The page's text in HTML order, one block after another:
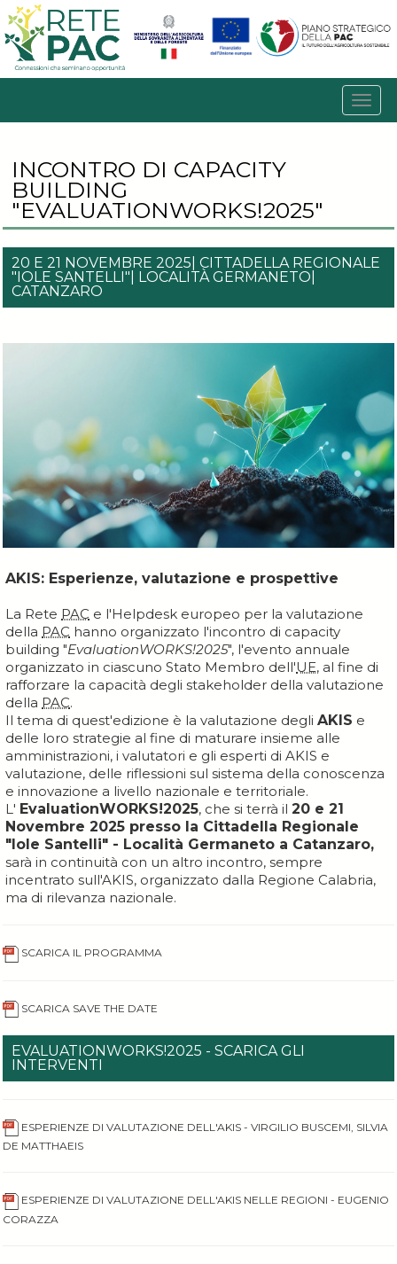
INCONTRO DI CAPACITY
BUILDING
"EVALUATIONWORKS!2025"
20 E 21 NOVEMBRE 2025| CITTADELLA REGIONALE
"IOLE SANTELLI"| LOCALITÀ GERMANETO|
CATANZARO
AKIS: Esperienze, valutazione e prospettive
La Rete PAC e l'Helpdesk europeo per la valutazione
della PAC hanno organizzato l'incontro di capacity
building "EvaluationWORKS!2025", l'evento annuale
organizzato in ciascuno Stato Membro dell'UE, al fine di
rafforzare la capacità degli stakeholder della valutazione
della PAC.
Il tema di quest'edizione è la valutazione degli AKIS e
delle loro strategie al fine di maturare insieme alle
amministrazioni, i valutatori e gli esperti di AKIS e
valutazione, delle riflessioni sul sistema della conoscenza
e innovazione a livello nazionale e territoriale.
L' EvaluationWORKS!2025, che si terrà il 20 e 21
Novembre 2025 presso la Cittadella Regionale
"Iole Santelli" - Località Germaneto a Catanzaro,
sarà in continuità con un altro incontro, sempre
incentrato sull'AKIS, organizzato dalla Regione Calabria,
ma di rilevanza nazionale.
SCARICA IL PROGRAMMA
SCARICA SAVE THE DATE
EVALUATIONWORKS!2025 - SCARICA GLI
INTERVENTI
ESPERIENZE DI VALUTAZIONE DELL'AKIS - VIRGILIO BUSCEMI, SILVIA
DE MATTHAEIS
ESPERIENZE DI VALUTAZIONE DELL'AKIS NELLE REGIONI - EUGENIO
CORAZZA